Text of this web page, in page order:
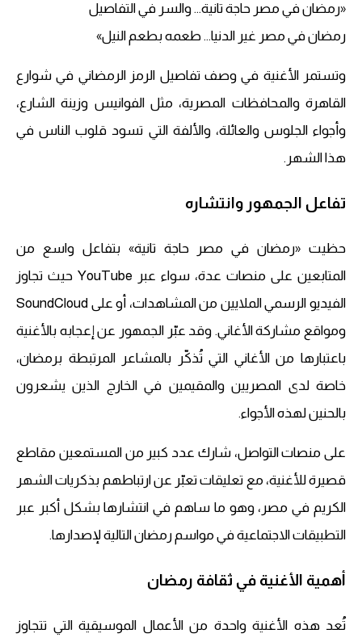
«رمضان في مصر حاجة تانية… والسر في التفاصيل
رمضان في مصر غير الدنيا… طعمه بطعم النيل»
وتستمر الأغنية في وصف تفاصيل الرمز الرمضاني في شوارع
القاهرة والمحافظات المصرية، مثل الفوانيس وزينة الشارع،
وأجواء الجلوس والعائلة، والألفة التي تسود قلوب الناس في
هذا الشهر.
تفاعل الجمهور وانتشاره
حظيت «رمضان في مصر حاجة تانية» بتفاعل واسع من
المتابعين على منصات عدة، سواء عبر YouTube حيث تجاوز
الفيديو الرسمي الملايين من المشاهدات، أو على SoundCloud
ومواقع مشاركة الأغاني. وقد عبّر الجمهور عن إعجابه بالأغنية
باعتبارها من الأغاني التي تُذكّر بالمشاعر المرتبطة برمضان،
خاصة لدى المصريين والمقيمين في الخارج الذين يشعرون
بالحنين لهذه الأجواء.
على منصات التواصل، شارك عدد كبير من المستمعين مقاطع
قصيرة للأغنية، مع تعليقات تعبّر عن ارتباطهم بذكريات الشهر
الكريم في مصر، وهو ما ساهم في انتشارها بشكل أكبر عبر
التطبيقات الاجتماعية في مواسم رمضان التالية لإصدارها.
أهمية الأغنية في ثقافة رمضان
تُعد هذه الأغنية واحدة من الأعمال الموسيقية التي تتجاوز